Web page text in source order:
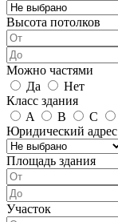
Высота потолков
Можно частями
Да
Нет
Класс здания
A
B C
Юридический адрес
Площадь здания
Участок